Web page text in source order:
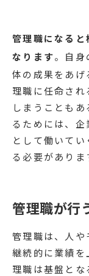
管理職になると
なります。自身
体の成果をあ
理職に任命さ
しまうことも
るためには、
として働いて
る必要がありま
管理職が行
管理職は、人
継続的に業績
理職は基盤と